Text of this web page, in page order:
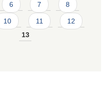
6 7 8
10 11
12
13